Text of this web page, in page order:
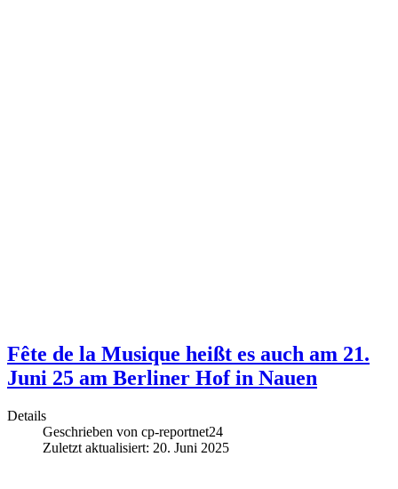
Fête de la Musique heißt es auch am 21.
Juni 25 am Berliner Hof in Nauen
Details
Geschrieben von cp-reportnet24
Zuletzt aktualisiert: 20. Juni 2025